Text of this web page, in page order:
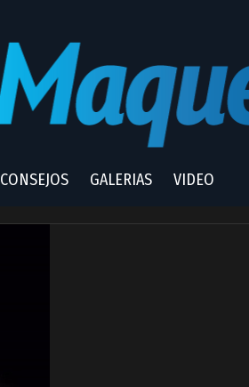
CONSEJOS GALERIAS VIDEO